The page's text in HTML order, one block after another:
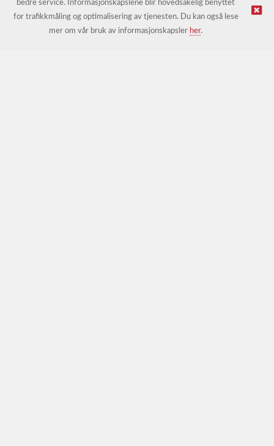
© Braco AS |Design&implementasjon av Kréatif
bedre service. Informasjonskapslene blir hovedsakelig benyttet
for trafikkmåling og optimalisering av tjenesten. Du kan også lese
mer om vår bruk av informasjonskapsler her.